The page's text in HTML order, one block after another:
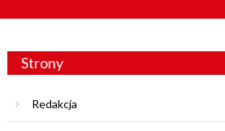
Strony
Redakcja